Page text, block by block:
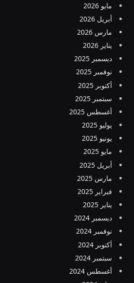
مايو 2026
أبريل 2026
مارس 2026
يناير 2026
ديسمبر 2025
نوفمبر 2025
أكتوبر 2025
سبتمبر 2025
أغسطس 2025
يوليو 2025
يونيو 2025
مايو 2025
أبريل 2025
مارس 2025
فبراير 2025
يناير 2025
ديسمبر 2024
نوفمبر 2024
أكتوبر 2024
سبتمبر 2024
أغسطس 2024